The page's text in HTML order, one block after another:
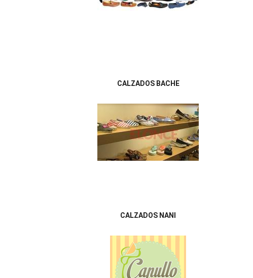
CALZADOS BACHE
CALZADOS NANI